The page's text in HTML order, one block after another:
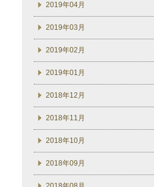
2019年04月
2019年03月
2019年02月
2019年01月
2018年12月
2018年11月
2018年10月
2018年09月